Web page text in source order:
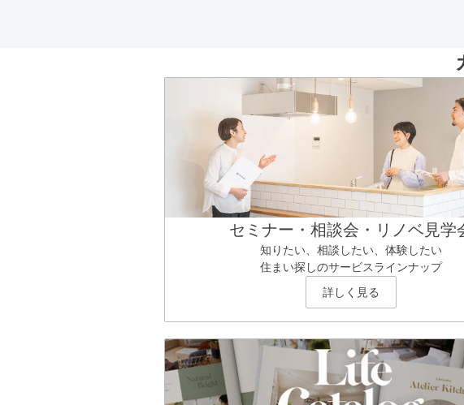
セミナー・相談会・リノベ見学
知りたい、相談したい、体験したい
住まい探しのサービスラインナップ
詳しく見る